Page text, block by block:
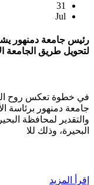
31
Jul
رئيس جامعة دمنهور
لتحويل طريق الجامعة
في خطوة تعكس روح
جامعة دمنهور برئاسة
والتقدير لمحافظة
البحيرة، وذلك للا
إقرأ المزيد